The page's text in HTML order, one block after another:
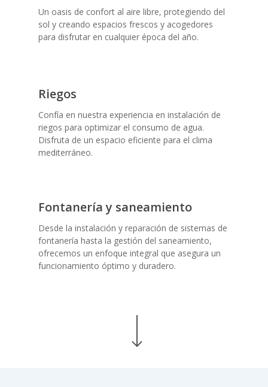
Un oasis de confort al aire libre, protegiendo del
sol y creando espacios frescos y acogedores
para disfrutar en cualquier época del año.
Riegos
Confía en nuestra experiencia en instalación de
riegos para optimizar el consumo de agua.
Disfruta de un espacio eficiente para el clima
mediterráneo.
Fontanería y saneamiento
Desde la instalación y reparación de sistemas de
fontanería hasta la gestión del saneamiento,
ofrecemos un enfoque integral que asegura un
funcionamiento óptimo y duradero.